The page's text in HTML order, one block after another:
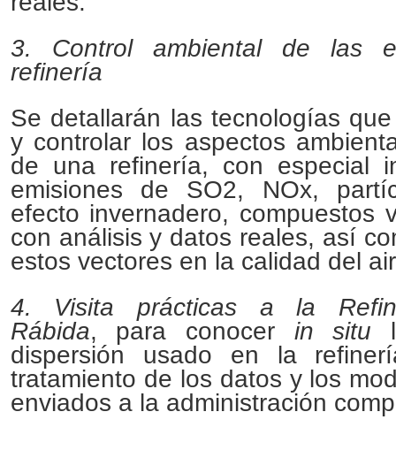
3. Control ambiental de las
refinería
Se detallarán las tecnologías
y controlar los aspectos
de una refinería, con especial
emisiones de SO2, NOx,
efecto invernadero, compuestos
con análisis y datos reales, así
estos vectores en la calidad del
4. Visita prácticas a la
Rábida, para conocer in situ
dispersión usado en la
tratamiento de los datos y los
enviados a la administración